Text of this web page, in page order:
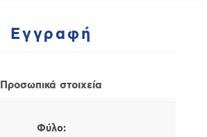
Εγγραφή
Προσωπικά στοιχεία
Φύλο: